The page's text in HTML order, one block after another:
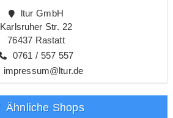
ltur GmbH
Karlsruher Str. 22
76437 Rastatt
0761 / 557 557
impressum@ltur.de
Ähnliche Shops